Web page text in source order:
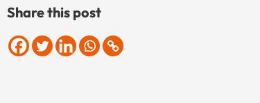
Share this post